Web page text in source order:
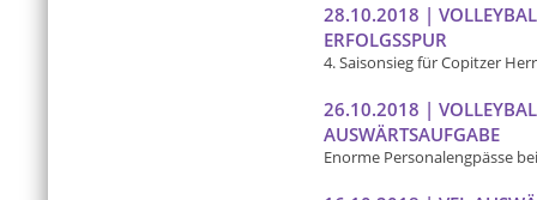
28.10.2018 |
ERFOLGSSPUR
4. Saisonsieg für Copitzer
26.10.2018 |
AUSWÄRTSAUFGABE
Enorme Personalengpässe